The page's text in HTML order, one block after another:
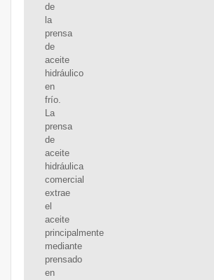
de
la
prensa
de
aceite
hidráulico
en
frío.
La
prensa
de
aceite
hidráulica
comercial
extrae
el
aceite
principalmente
mediante
prensado
en